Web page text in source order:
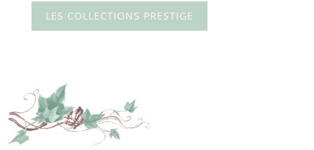
LES COLLECTIONS PRESTIGE